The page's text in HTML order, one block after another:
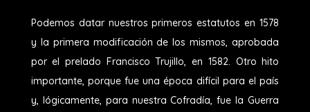
Podemos datar nuestros primeros estatutos en 1578
y la primera modificación de los mismos, aprobada
por el prelado Francisco Trujillo, en 1582. Otro hito
importante, porque fue una época difícil para el país
y, lógicamente, para nuestra Cofradía, fue la Guerra